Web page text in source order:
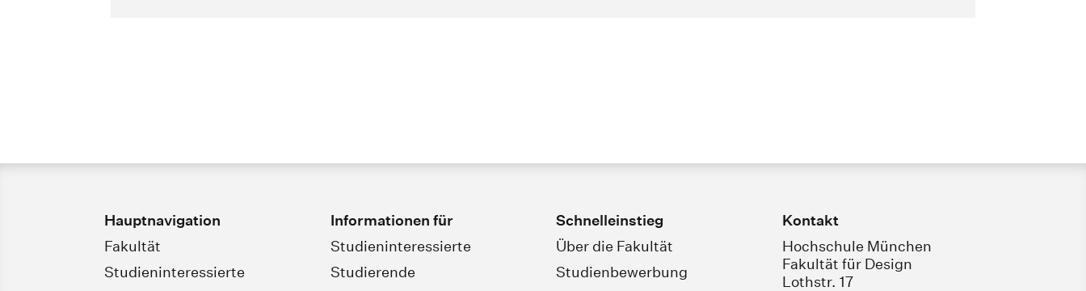
Hauptnavigation
Fakultät
Studieninteressierte
Informationen für
Studieninteressierte
Studierende
Schnelleinstieg
Über die Fakultät
Studienbewerbung
Kontakt
Hochschule München
Fakultät für Design
Lothstr. 17